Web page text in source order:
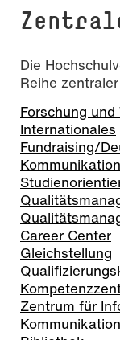
Die
Reihe
Forschung
Internationales
Fundraising/
Kommunikation
Career Center
Gleichstellung
Zentrum für